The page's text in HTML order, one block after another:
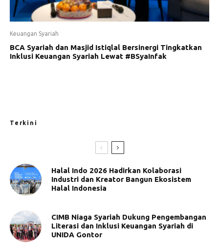
Keuangan Syariah
BCA Syariah dan Masjid Istiqlal Bersinergi Tingkatkan
Inklusi Keuangan Syariah Lewat #BSyaInfak
Terkini
Halal Indo 2026 Hadirkan Kolaborasi
Industri dan Kreator Bangun Ekosistem
Halal Indonesia
CIMB Niaga Syariah Dukung Pengembangan
Literasi dan Inklusi Keuangan Syariah di
UNIDA Gontor